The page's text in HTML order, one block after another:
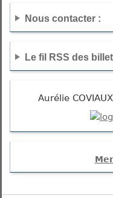
Nous contacter :
Le fil RSS des
Aurélie